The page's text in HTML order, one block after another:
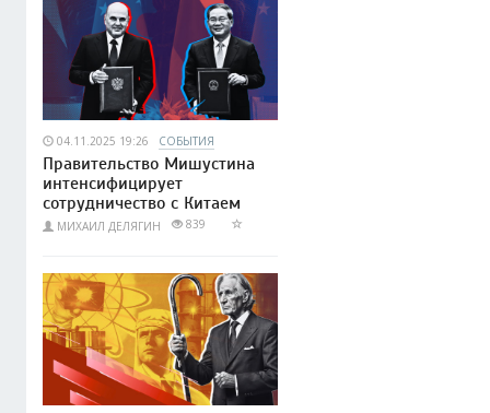
04.11.2025 19:26 СОБЫТИЯ
Правительство Мишустина
интенсифицирует
сотрудничество с Китаем
МИХАИЛ ДЕЛЯГИН 839